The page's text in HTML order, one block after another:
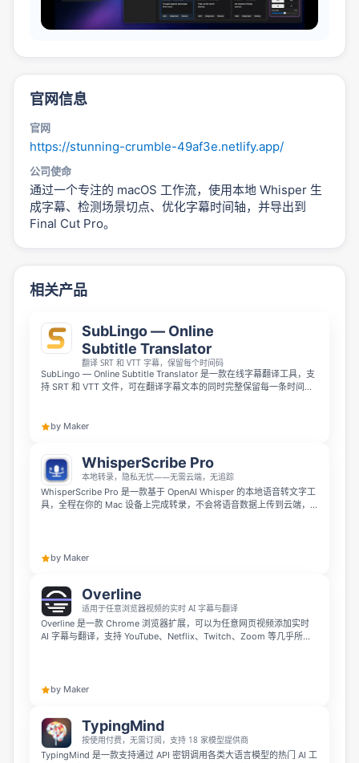
官网信息
官网
https://stunning-crumble-49af3e.netlify.app/
公司使命
通过一个专注的 macOS 工作流，使用本地 Whisper 生
成字幕、检测场景切点、优化字幕时间轴，并导出到
Final Cut Pro。
相关产品
SubLingo — Online
Subtitle Translator
翻译 SRT 和 VTT 字幕，保留每个时间码
SubLingo — Online Subtitle Translator 是一款在线字幕翻译工具，支
持 SRT 和 VTT 文件，可在翻译字幕文本的同时完整保留每一条时间
册，并提供关于字幕格式、时间码、编码和阅读速度的参考指南。
by Maker
WhisperScribe Pro
本地转录，隐私无忧——无需云端，无追踪
WhisperScribe Pro 是一款基于 OpenAI Whisper 的本地语音转文字工
具，全程在你的 Mac 设备上完成转录，不会将语音数据上传到云端，
by Maker
Overline
适用于任意浏览器视频的实时 AI 字幕与翻译
Overline 是一款 Chrome 浏览器扩展，可以为任意网页视频添加实时
AI 字幕与翻译，支持 YouTube、Netflix、Twitch、Zoom 等几乎所有
by Maker
TypingMind
按使用付费，无需订阅，支持 18 家模型提供商
TypingMind 是一款支持通过 API 密钥调用各类大语言模型的热门 AI 工